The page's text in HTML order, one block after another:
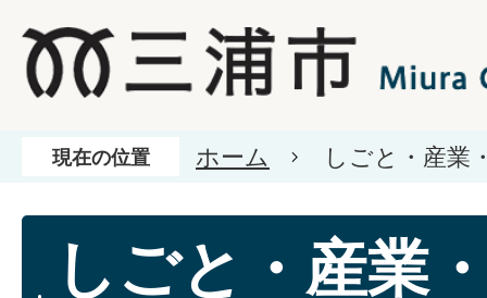
現在の位置 ホーム しごと・産業
しごと・産業